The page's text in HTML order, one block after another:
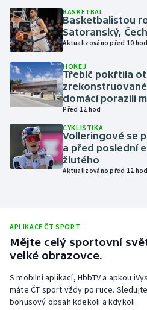
Lezení
Lyže a snowboard
Moderní pětiboj
Motorsport
Olympijské hry
Parasport
Ragby
Rychlostní kanoistika
BASKETBAL
Basketbalistou
Satoranský,
Aktualizováno před 10 hod
HOKEJ
Třebíč pokřtila
domácí porazili
Před 12 hod
CYKLISTIKA
Volleringové se
a před poslední
žlutého
Aktualizováno před 12 hod
APLIKACE ČT SPORT
Mějte celý sportovní
velké obrazovce.
S mobilní aplikací, HbbTV a apkou
máte ČT sport vždy po ruce.
bonusový obsah kdekoli a kdykoli.